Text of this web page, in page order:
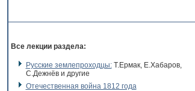
Все лекции раздела:
Русские землепроходцы:Т.Ермак, Е.Хабаров,
С.Дежнёв и другие
Отечественная война 1812 года